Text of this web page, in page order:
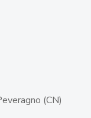
(CN)